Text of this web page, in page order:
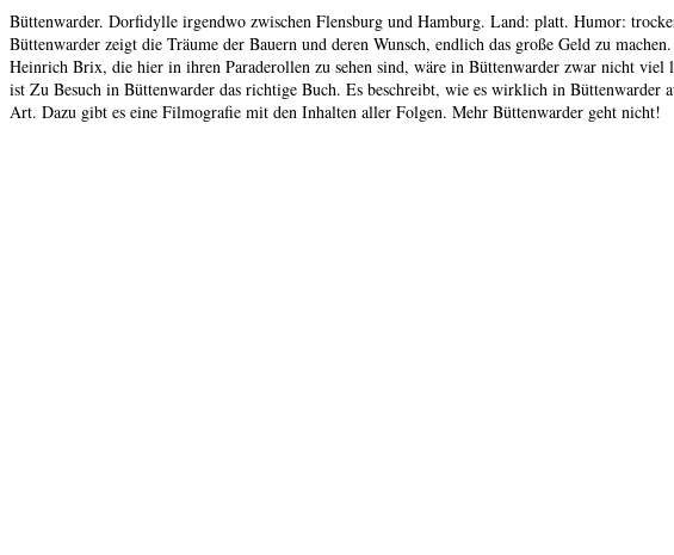
Büttenwarder. Dorfidylle irgendwo zwischen Flensburg und Hamburg. Land: platt. Humor:
Büttenwarder zeigt die Träume der Bauern und deren Wunsch, endlich das große Geld zu
Heinrich Brix, die hier in ihren Paraderollen zu sehen sind, wäre in Büttenwarder zwar nicht
ist Zu Besuch in Büttenwarder das richtige Buch. Es beschreibt, wie es wirklich in Büttenwarder
Art. Dazu gibt es eine Filmografie mit den Inhalten aller Folgen. Mehr Büttenwarder geht nicht!